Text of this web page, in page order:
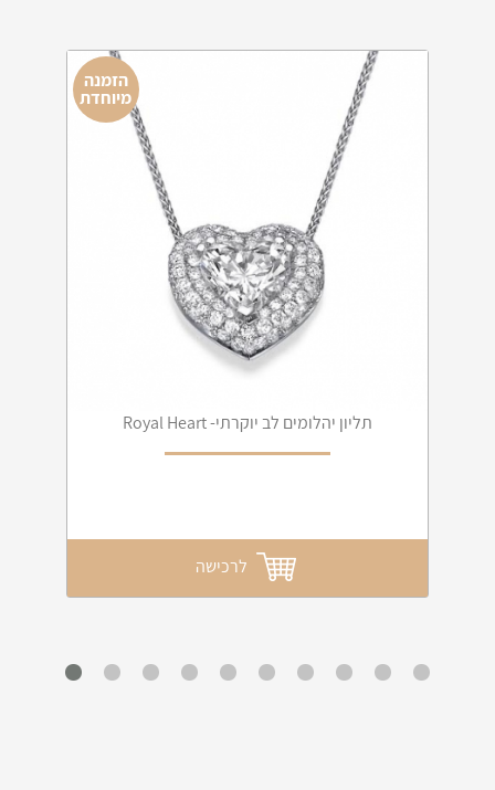
הזמנה
מיוחדת
תליון יהלומים לב יוקרתי- Royal Heart